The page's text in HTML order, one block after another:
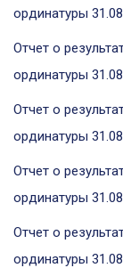
ординатуры
Отчет о
ординатуры
Отчет о
ординатуры
Отчет о
ординатуры
Отчет о
ординатуры